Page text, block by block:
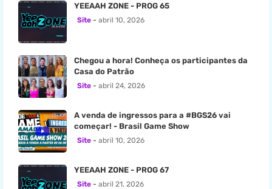
YEEAAH ZONE - PROG 65
Site abril 10, 2026
Chegou a hora! Conheça os participantes da
Casa do Patrão
Site abril 24, 2026
A venda de ingressos para a #BGS26 vai
começar! - Brasil Game Show
Site abril 10, 2026
YEEAAH ZONE - PROG 67
Site abril 21, 2026